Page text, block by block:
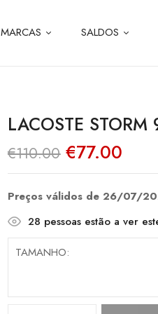
MARCAS SALDOS
LACOSTE
€110.00 O
preço
original
€110.00.
€77.00
Preços válidos de 26/07/
28 pessoas estão a ver
TAMANHO